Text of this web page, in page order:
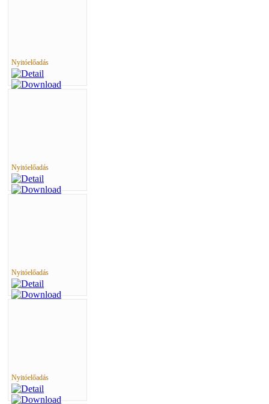
Nyitóelőadás
Nyitóelőadás
Nyitóelőadás
Nyitóelőadás